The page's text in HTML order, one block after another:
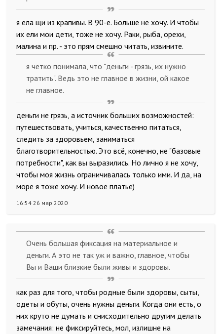
я ела щи из крапивы. В 90-е. Больше не хочу. И чтобы
их ели мои дети, тоже не хочу. Раки, рыба, орехи,
малина и пр. - это прям смешно читать, извините.
я чётко понимала, что "деньги - грязь, их нужно
тратить". Ведь это не главное в жизни, ой какое
не главное.
деньги не грязь, а источник больших возможностей:
путешествовать, учиться, качественно питаться,
следить за здоровьем, заниматься
благотворительностью. Это всё, конечно, не "базовые
потребности", как вы выразились. Но лично я не хочу,
чтобы моя жизнь ограничивалась только ими. И да, на
море я тоже хочу. И новое платье)
16:54 26 мар 2020
Очень большая фиксация на материальное и
деньги. А это не так уж и важно, главное, чтобы
Вы и Ваши близкие были живы и здоровы.
как раз для того, чтобы родные были здоровы, сыты,
одеты и обуты, очень нужны деньги. Когда они есть, о
них круто не думать и снисходительно другим делать
замечания: не фиксируйтесь, мол, излишне на